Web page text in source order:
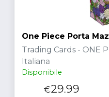
One Piece Porta
Trading Cards - ONE
Italiana
Disponibile
€29.99